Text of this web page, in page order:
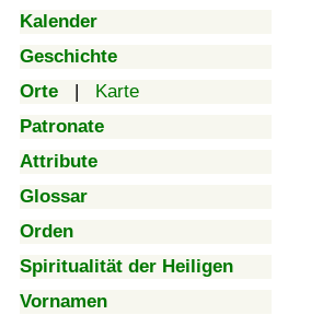
Kalender
Geschichte
Orte | Karte
Patronate
Attribute
Glossar
Orden
Spiritualität der Heiligen
Vornamen